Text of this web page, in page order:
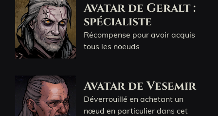
Avatar de Geralt :
spécialiste
Récompense pour avoir acquis
tous les noeuds
Avatar de Vesemir
Déverrouillé en achetant un
nœud en particulier dans cet